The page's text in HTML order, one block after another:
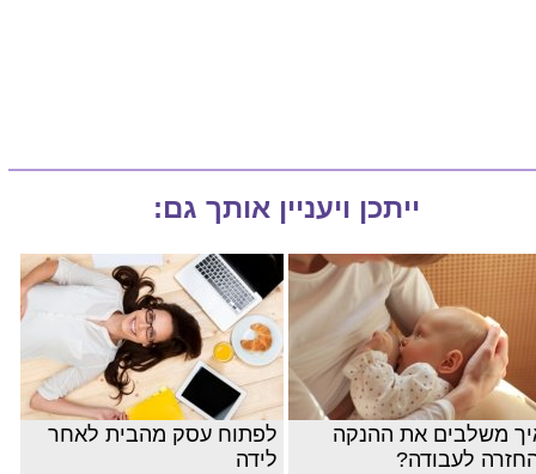
ייתכן ויעניין אותך גם:
משלבים את ההנקה
לעבודה?
לפתוח עסק מהבית לאחר
לידה